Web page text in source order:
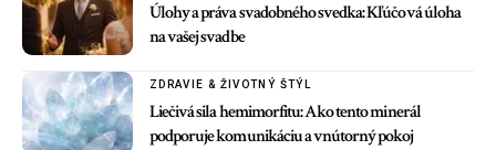
Úlohy a práva svadobného svedka: Kľúčová úloha
na vašej svadbe
ZDRAVIE & ŽIVOTNÝ ŠTÝL
Liečivá sila hemimorfitu: Ako tento minerál
podporuje komunikáciu a vnútorný pokoj